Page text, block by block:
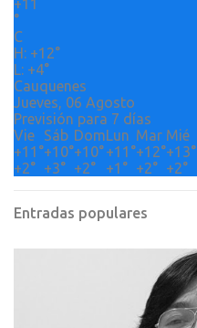
s
+11
°
C
H: +12°
L: +4°
Cauquenes
Jueves, 06 Agosto
Previsión para 7 días
Vie
Sáb DomLun Mar Mié
+11°+10°+10°+11°+12°+13°
+2° +3° +2° +1° +2° +2°
Entradas populares